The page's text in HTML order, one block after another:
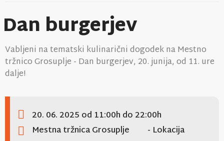
Dan burgerjev
Vabljeni na tematski kulinarični dogodek na Mestno
tržnico Grosuplje - Dan burgerjev, 20. junija, od 11. ure
dalje!
20. 06. 2025 od 11:00h do 22:00h
Mestna tržnica Grosuplje
- Lokacija